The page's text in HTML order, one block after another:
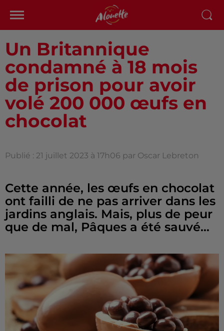
Un Britannique
condamné à 18 mois
de prison pour avoir
volé 200 000 œufs en
chocolat
Publié : 21 juillet 2023 à 17h06 par Oscar Lebreton
Cette année, les œufs en chocolat
ont failli de ne pas arriver dans les
jardins anglais. Mais, plus de peur
que de mal, Pâques a été sauvé…